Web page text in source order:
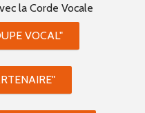
la Corde Vocale
VOCAL"